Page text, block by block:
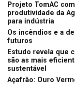
Projeto TomAC
produtividade da
para indústria
Os incêndios e a
futuros
Estudo revela que
são as mais
sustentável
Açafrão: Ouro